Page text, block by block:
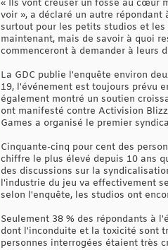
« Ils vont creuser un fossé au cœur
voir », a déclaré un autre
surtout pour les petits studios et
maintenant, mais de savoir à quoi
commenceront à demander à leurs
La GDC publie l'enquête environ
19, l'événement est toujours prévu
également montré un soutien
ont manifesté contre Activision
Games a organisé le premier
Cinquante-cinq pour cent des
chiffre le plus élevé depuis 10 ans
des discussions sur la
l'industrie du jeu va effectivement
selon l'enquête, les studios ont
Seulement 38 % des répondants à
dont l'inconduite et la toxicité sont
personnes interrogées étaient très